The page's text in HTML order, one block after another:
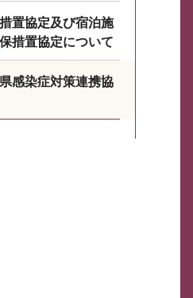
置協定及び宿泊施
措置協定について
感染症対策連携協